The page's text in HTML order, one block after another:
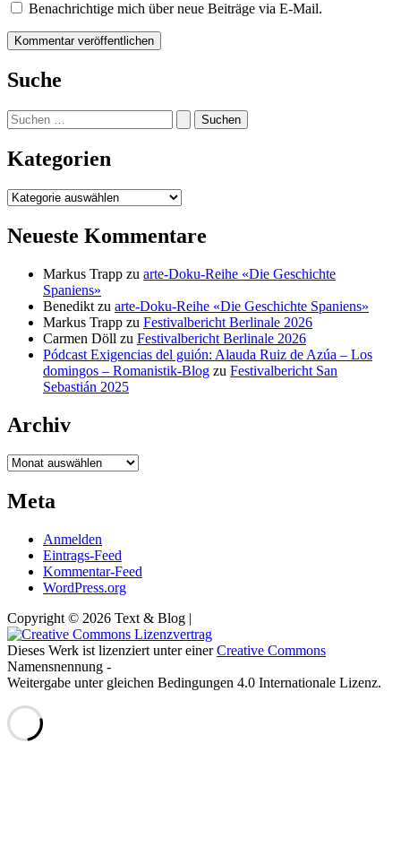
Benachrichtige mich über neue Beiträge via E-Mail.
Suche
Suchen
nach:
Kategorien
Kategorien
Neueste Kommentare
Markus Trapp zu arte-Doku-Reihe «Die Geschichte
Spaniens»
Benedikt zu arte-Doku-Reihe «Die Geschichte Spaniens»
Markus Trapp zu Festivalbericht Berlinale 2026
Carmen Döll zu Festivalbericht Berlinale 2026
Pódcast Exigencias del guión: Alauda Ruiz de Azúa – Los
domingos – Romanistik-Blog zu Festivalbericht San
Sebastián 2025
Archiv
Archiv
Meta
Anmelden
Eintrags-Feed
Kommentar-Feed
WordPress.org
Copyright © 2026 Text & Blog |
Dieses Werk ist lizenziert unter einerCreative Commons
Namensnennung -
Weitergabe unter gleichen Bedingungen 4.0 Internationale Lizenz.